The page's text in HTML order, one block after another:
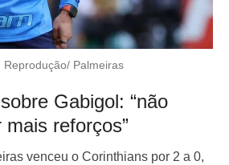
Reprodução/ Palmeiras
Gabigol: “não
reforços”
venceu o Corinthians por 2 a 0,